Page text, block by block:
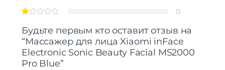
0
Будьте первым кто оставит отзыв на
“Массажер для лица Xiaomi inFace
Electronic Sonic Beauty Facial MS2000
Pro Blue”